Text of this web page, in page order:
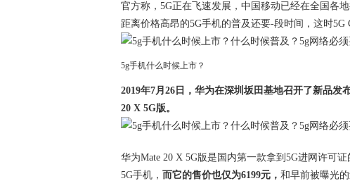
官方称，5G正在飞速发展，中国移动已经在全国各
距离价格高昂的5G手机的普及还要-段时间，这时5G
5g手机什么时候上市？
2019年7月26日，华为在深圳坂田基地召开了新品
20 X 5G版。
华为Mate 20 X 5G版是国内第一款拿到5G进网许可
5G手机， 而它的售价也仅为6199元， 和早前被曝光